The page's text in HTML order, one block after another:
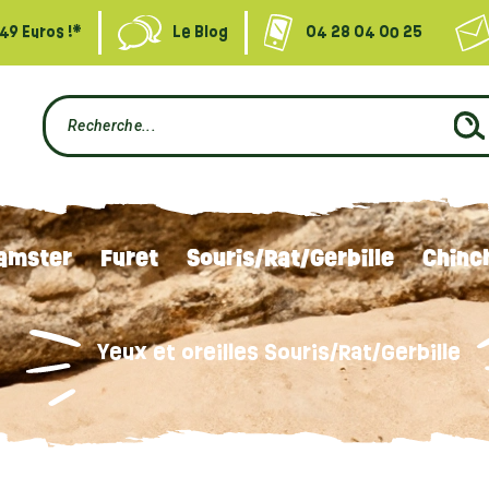
Euros !* Le Blog 04 28 04 00 25
Furet Souris/Rat/Gerbille
Yeux et oreilles Souris/Rat/Gerbille